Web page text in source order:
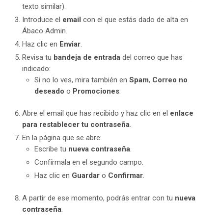
texto similar).
Introduce el email con el que estás dado de alta en
Ábaco Admin.
Haz clic en Enviar
Revisa tu bandeja de entrada del correo que has
indicado:
Si no lo ves, mira también en Spam, Correo no
deseado o Promociones
Abre el email que has recibido y haz clic en el enlace
para restablecer tu contraseña.
En la página que se abre:
Escribe tu nueva contraseña.
Confírmala en el segundo campo.
Haz clic en Guardar o Confirmar.
A partir de ese momento, podrás entrar con tu nueva
contraseña